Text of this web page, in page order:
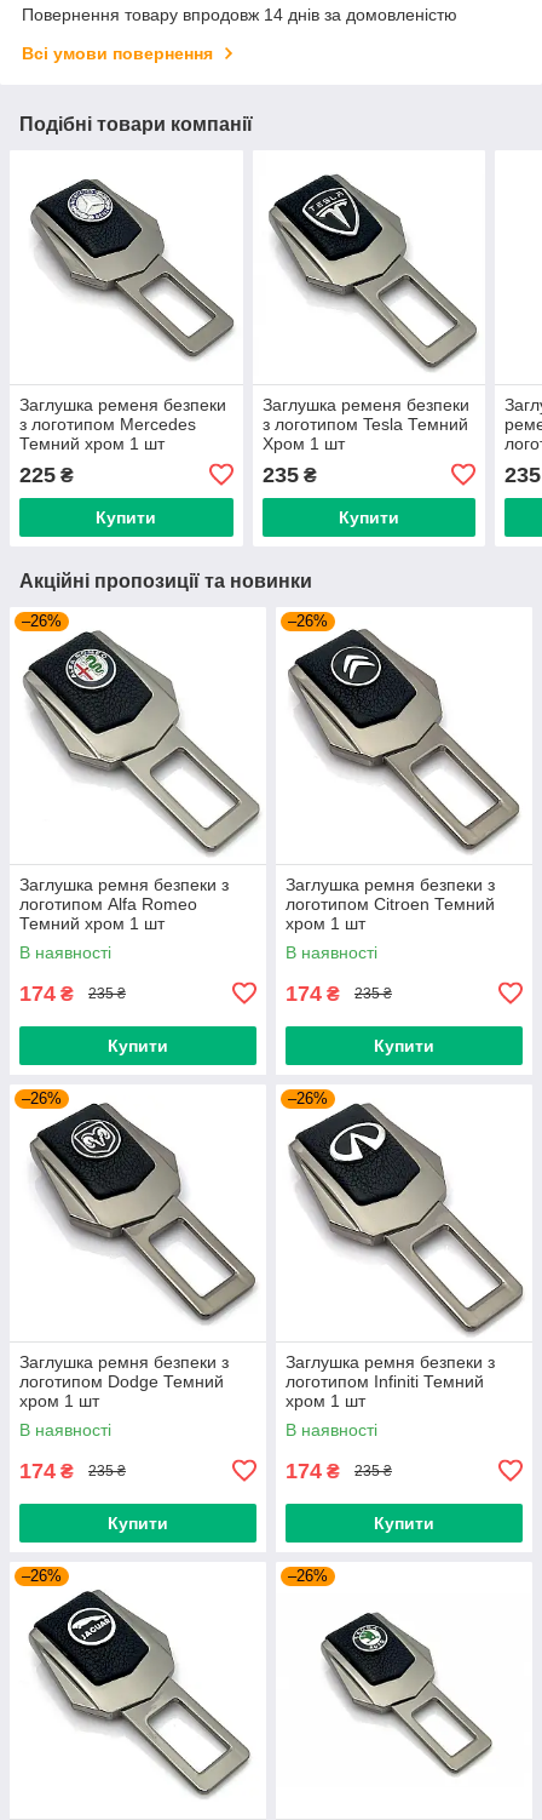
Повернення товару впродовж 14 днів за домовленістю
Всі умови повернення
Подібні товари компанії
Заглушка ременя безпеки
з логотипом Mercedes
Темний хром 1 шт
225 ₴
Купити
Заглушка ременя безпеки
з логотипом Tesla Темний
Хром 1 шт
235₴
Купити
235
Акційні пропозиції та новинки
–26%
Заглушка ремня безпеки з
логотипом Alfa Romeo
Темний хром 1 шт
В наявності
174 ₴ 235 ₴
Купити
–26%
Заглушка ремня безпеки з
логотипом Citroen Темний
хром 1 шт
В наявності
174 ₴ 235 ₴
Купити
–26%
Заглушка ремня безпеки з
логотипом Dodge Темний
хром 1 шт
В наявності
174 ₴ 235 ₴
Купити
–26%
Заглушка ремня безпеки з
логотипом Infiniti Темний
хром 1 шт
В наявності
174 ₴ 235 ₴
Купити
–26% –26%